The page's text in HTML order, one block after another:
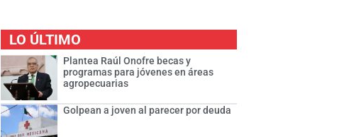
LO ÚLTIMO
Plantea Raúl Onofre becas y
programas para jóvenes en áreas
agropecuarias
Golpean a joven al parecer por deuda